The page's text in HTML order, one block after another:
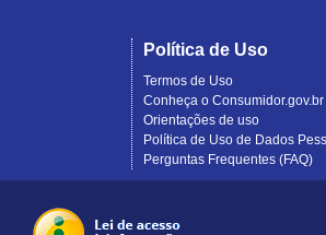
Política de Uso
Termos de Uso
Conheça o Consumidor.gov.br
Orientações de uso
Política de Uso de Dados
Perguntas Frequentes (FAQ)